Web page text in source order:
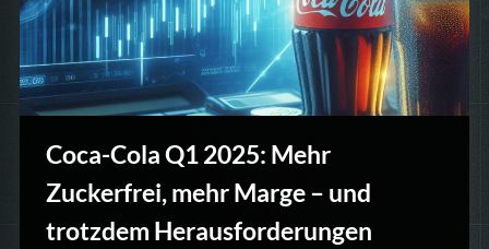
Coca-Cola Q1 2025: Mehr
Zuckerfrei, mehr Marge – und
trotzdem Herausforderungen